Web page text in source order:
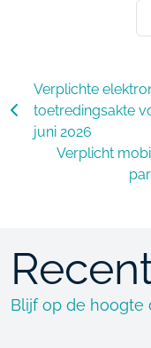
Verplichte
toetredingsakte
juni 2026
Verplicht
Blijf op de hoogte